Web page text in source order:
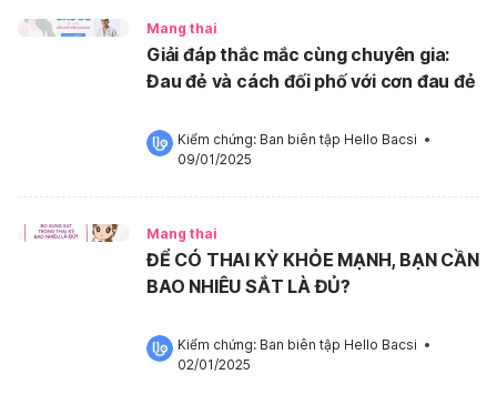
Mang thai
Giải đáp thắc mắc cùng chuyên gia:
Đau đẻ và cách đối phố với cơn đau đẻ
Kiểm chứng: Ban biên tập Hello Bacsi •
09/01/2025
Mang thai
ĐỂ CÓ THAI KỲ KHỎE MẠNH, BẠN CẦN
BAO NHIÊU SẮT LÀ ĐỦ?
Kiểm chứng: Ban biên tập Hello Bacsi •
02/01/2025